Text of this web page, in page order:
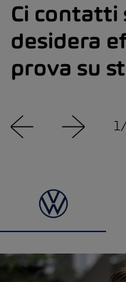
Ci contatti
desidera
prova su
1